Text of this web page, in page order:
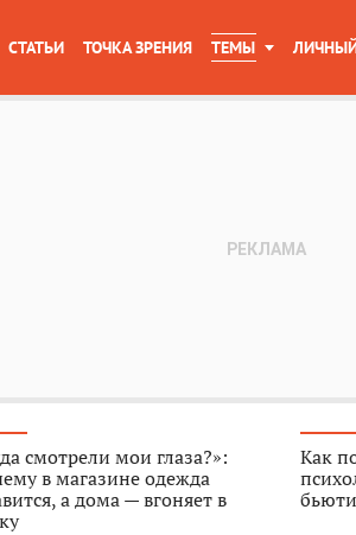
СТАТЬИ ТОЧКА ЗРЕНИЯ ТЕМЫ
смотрели мои глаза?»:
в магазине одежда
а дома — вгоняет в
Как